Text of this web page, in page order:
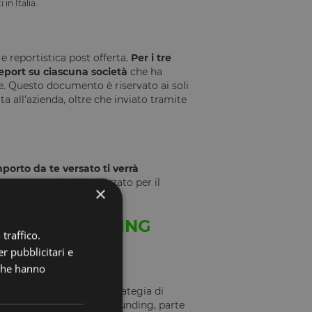
in Italia.
reportistica post offerta. Per i tre
su ciascuna società che ha
documento è riservato ai soli
all’azienda, oltre che inviato tramite
da te versato ti verrà
che hai utilizzato per il
da seguire nella tua strategia di
investimenti di crowdfunding, parte
×
traffico.
pubblicitari e
hanno